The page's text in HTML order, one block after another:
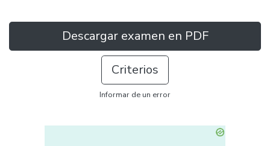
Descargar examen en PDF
Criterios
Informar de un error